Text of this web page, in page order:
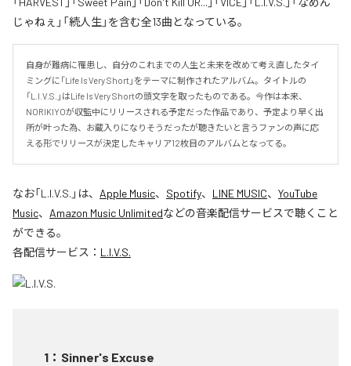
じゃねぇ」「続人生」を含む全13曲となっている。
自身が難病に罹患し、自分のこれまでの人生と未来を改めて考え直したタイ
ミングに「Life Is Very Short」をテーマに制作されたアルバム。タイトルの
「L.I.V.S.」はLife Is Very Shortの頭文字を取ったものである。今作は本来、
NORIKIYOが収監中にリリースされる予定だった作品であり、予定より早く出
所が叶った為、お蔵入りになりそうだったが聴きたいと言うファンの声に応
える形でリリースが決定したキャリア12枚目のアルバムとなってる。
なお「L.I.V.S. 」は、 Apple Music、 Spotify、 LINE MUSIC、 YouTube
Music、 Amazon Music Unlimitedなどの音楽配信サービスで聴くこと
ができる。
各配信サービス： L.I.V.S.
1 ： Sinner's Excuse